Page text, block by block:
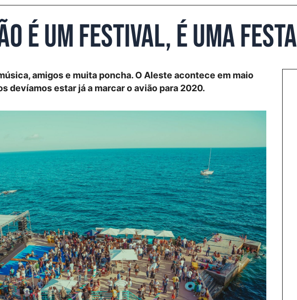
é um festival, é uma festa
amigos e muita poncha. O Aleste acontece em maio
devíamos estar já a marcar o avião para 2020.